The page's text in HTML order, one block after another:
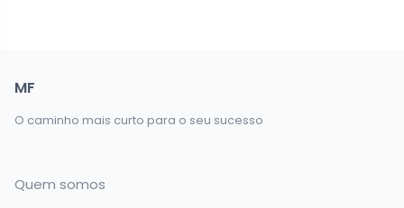
MF
O caminho mais curto para o seu sucesso
Quem somos